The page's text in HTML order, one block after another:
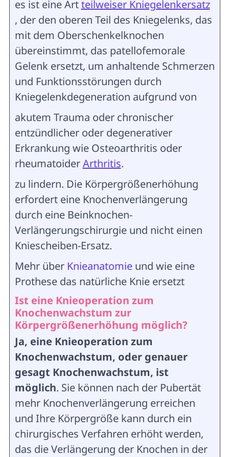
es ist eine Artteilweiser Kniegelenkersatz
, der den oberen Teil des Kniegelenks, das
mit dem Oberschenkelknochen
übereinstimmt, das patellofemorale
Gelenk ersetzt, um anhaltende Schmerzen
und Funktionsstörungen durch
Kniegelenkdegeneration aufgrund von
akutem Trauma oder chronischer
entzündlicher oder degenerativer
Erkrankung wie Osteoarthritis oder
rheumatoiderArthritis.
zu lindern. Die Körpergrößenerhöhung
erfordert eine Knochenverlängerung
durch eine Beinknochen-
Verlängerungschirurgie und nicht einen
Kniescheiben-Ersatz.
Mehr über Knieanatomie und wie eine
Prothese das natürliche Knie ersetzt
Ist eine Knieoperation zum
Knochenwachstum zur
Körpergrößenerhöhung möglich?
Ja, eine Knieoperation zum
Knochenwachstum, oder genauer
gesagt Knochenwachstum, ist
möglich. Sie können nach der Pubertät
mehr Knochenverlängerung erreichen
und Ihre Körpergröße kann durch ein
chirurgisches Verfahren erhöht werden,
das die Verlängerung der Knochen in der